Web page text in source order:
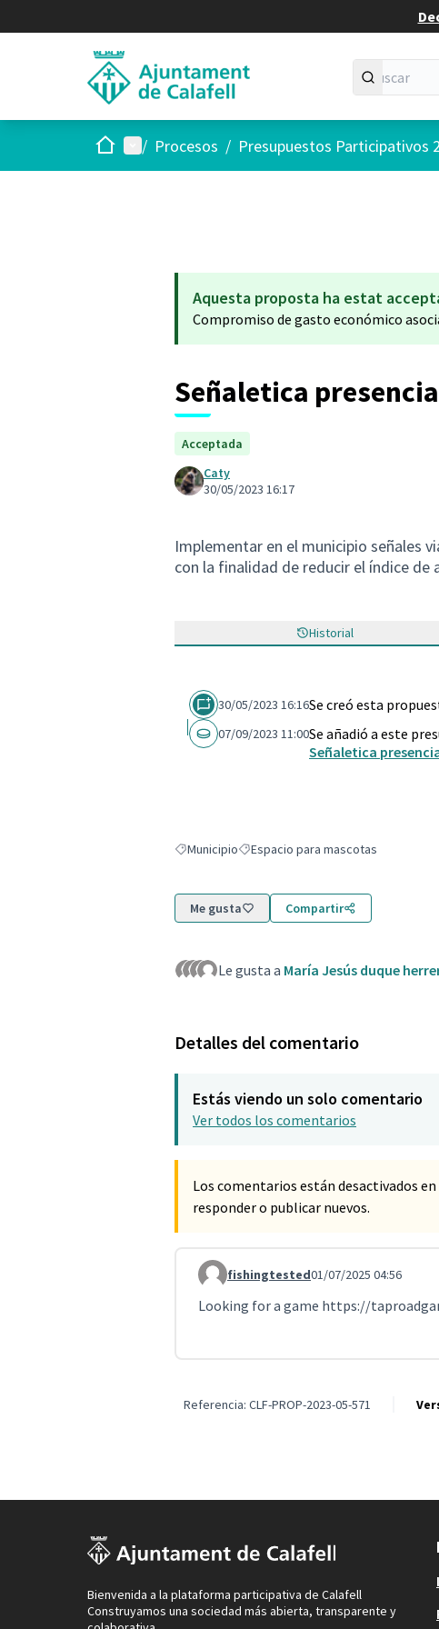
InicioMenú principal
/ Procesos / Presupuestos Participativos
Aquesta proposta ha estat
Compromiso de gasto económico
Señaletica
Acceptada
Caty
30/05/2023 16:17
Implementar en el municipio señales
con la finalidad de reducir el índice de
Historial
30/05/2023 16:16Se creó esta
07/09/2023 11:00Se añadió a este
Señaletica
Resultados al filtrar por: Municipio
MunicipioResultados al filtrar por: Espacio
Espacio para mascotas
Me gusta Compartir
Le gusta a María Jesús duque
Detalles del comentario
Estás viendo un solo comentario
Ver todos los comentarios
Los comentarios están desactivados
responder o publicar nuevos.
Comentario 1035
fishingtested01/07/2025 04:56
Looking for a game https://
Referencia: CLF-PROP-2023-05-571
Bienvenida a la plataforma participativa de Calafell
Construyamos una sociedad más abierta, transparente y